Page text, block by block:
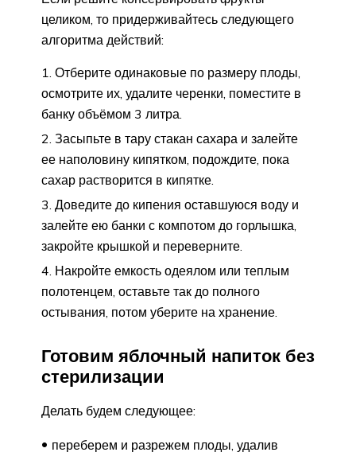
целиком, то придерживайтесь следующего
алгоритма действий:
Отберите одинаковые по размеру плоды,
осмотрите их, удалите черенки, поместите в
банку объёмом 3 литра.
Засыпьте в тару стакан сахара и залейте
ее наполовину кипятком, подождите, пока
сахар растворится в кипятке.
Доведите до кипения оставшуюся воду и
залейте ею банки с компотом до горлышка,
закройте крышкой и переверните.
Накройте емкость одеялом или теплым
полотенцем, оставьте так до полного
остывания, потом уберите на хранение.
Готовим яблочный напиток без
стерилизации
Делать будем следующее:
переберем и разрежем плоды, удалив